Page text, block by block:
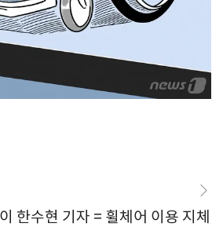
한수현 기자 = 휠체어 이용 지체